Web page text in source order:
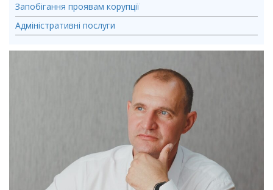
Запобігання проявам корупції
Адміністративні послуги